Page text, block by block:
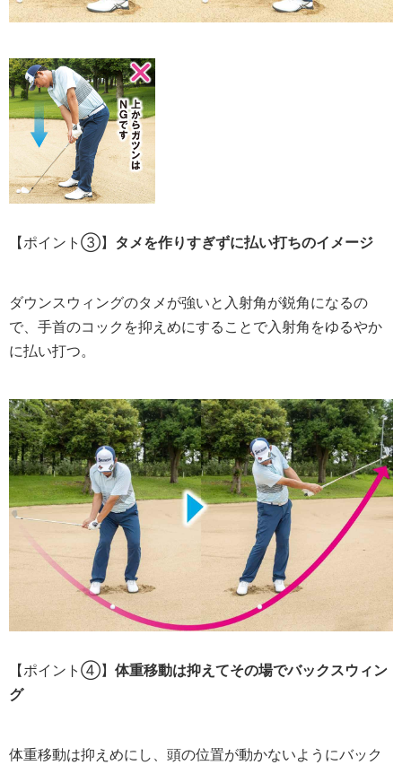
【ポイント③】 タメを作りすぎずに払い打ちのイメージ
ダウンスウィングのタメが強いと入射角が鋭角になるの
で、手首のコックを抑えめにすることで入射角をゆるやか
に払い打つ。
【ポイント④】 体重移動は抑えてその場でバックスウィン
グ
体重移動は抑えめにし、頭の位置が動かないようにバック